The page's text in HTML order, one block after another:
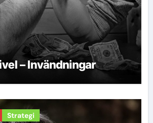
– Invändningar
Strategi